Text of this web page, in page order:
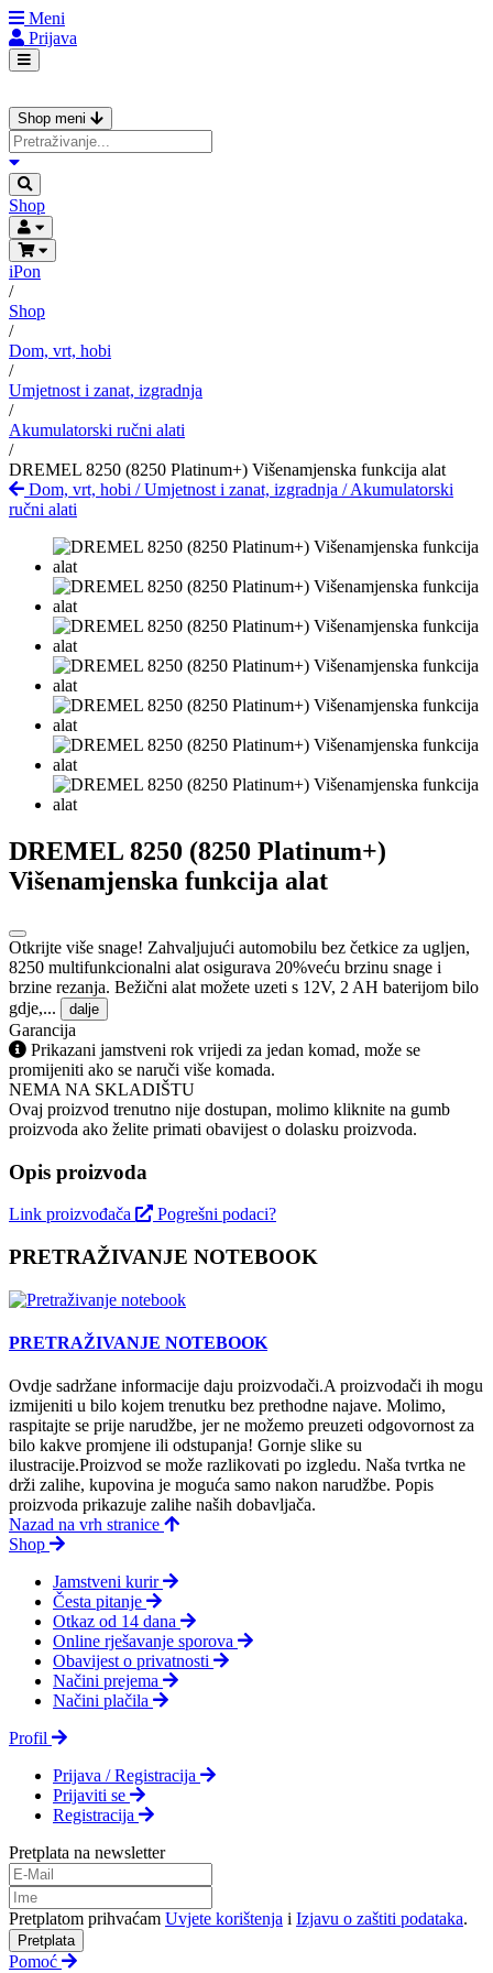
Meni
Prijava
Shop meni
Shop
iPon
/
Shop
/
Dom, vrt, hobi
/
Umjetnost i zanat, izgradnja
/
Akumulatorski ručni alati
/
DREMEL 8250 (8250 Platinum+) Višenamjenska funkcija alat
Dom, vrt, hobi /Umjetnost i zanat, izgradnja /Akumulatorski
ručni alati
DREMEL 8250 (8250 Platinum+)
Višenamjenska funkcija alat
Otkrijte više snage! Zahvaljujući automobilu bez četkice za ugljen,
8250 multifunkcionalni alat osigurava 20%veću brzinu snage i
brzine rezanja. Bežični alat možete uzeti s 12V, 2 AH baterijom bilo
gdje,...
dalje
Garancija
Prikazani jamstveni rok vrijedi za jedan komad, može se
promijeniti ako se naruči više komada.
NEMA NA SKLADIŠTU
Ovaj proizvod trenutno nije dostupan, molimo kliknite na gumb
proizvoda ako želite primati obavijest o dolasku proizvoda.
Opis proizvoda
Link proizvođača Pogrešni podaci?
PRETRAŽIVANJE NOTEBOOK
PRETRAŽIVANJE NOTEBOOK
Ovdje sadržane informacije daju proizvodači.A proizvodači ih mogu
izmijeniti u bilo kojem trenutku bez prethodne najave. Molimo,
raspitajte se prije narudžbe, jer ne možemo preuzeti odgovornost za
bilo kakve promjene ili odstupanja! Gornje slike su
ilustracije.Proizvod se može razlikovati po izgledu. Naša tvrtka ne
drži zalihe, kupovina je moguća samo nakon narudžbe. Popis
proizvoda prikazuje zalihe naših dobavljača.
Nazad na vrh stranice
Shop
Jamstveni kurir
Česta pitanje
Otkaz od 14 dana
Online rješavanje sporova
Obavijest o privatnosti
Načini prejema
Načini plačila
Profil
Prijava / Registracija
Prijaviti se
Registracija
Pretplata na newsletter
Pretplatom prihvaćam Uvjete korištenja i Izjavu o zaštiti podataka.
Pretplata
Pomoć